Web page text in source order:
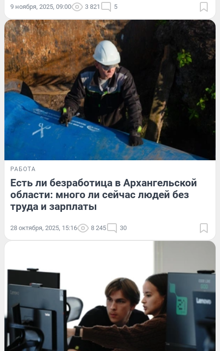
9 ноября, 2025, 09:00 3 821 5
РАБОТА
Есть ли безработица в Архангельской
области: много ли сейчас людей без
труда и зарплаты
28 октября, 2025, 15:16 8 245 30